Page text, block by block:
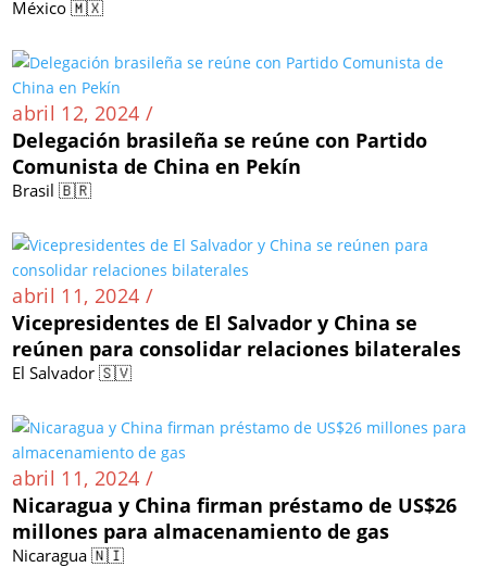
México 🇲🇽
abril 12, 2024 /
Delegación brasileña se reúne con Partido
Comunista de China en Pekín
Brasil 🇧🇷
abril 11, 2024 /
Vicepresidentes de El Salvador y China se
reúnen para consolidar relaciones bilaterales
El Salvador 🇸🇻
abril 11, 2024 /
Nicaragua y China firman préstamo de US$26
millones para almacenamiento de gas
Nicaragua 🇳🇮